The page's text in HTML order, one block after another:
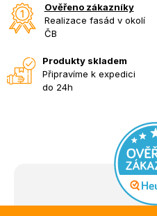
Ověřeno zákazníky
Realizace fasád v okolí
ČB
Produkty skladem
Připravíme k expedici
do 24h